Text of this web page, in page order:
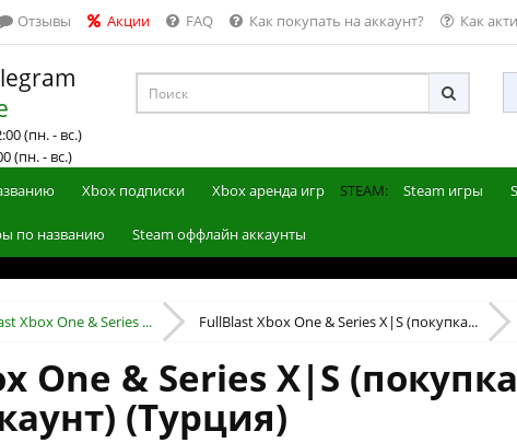
Отзывы Акции FAQ Как покупать на аккаунт? Как
(пн. - вс.)
(пн. - вс.)
Xbox подписки Xbox аренда игр STEAM: Steam игры
по названию Steam оффлайн аккаунты
Xbox One & Series ... FullBlast Xbox One & Series X|S (покупка...
One & Series X|S
(Турция)